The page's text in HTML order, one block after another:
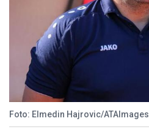
Foto: Elmedin Hajrovic/